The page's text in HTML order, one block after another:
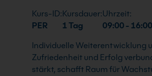
Kurs-ID:
PER
Kursdauer:
1 Tag
Uhrzeit:
09:00 -
Individuelle Weiterentwicklung
Zufriedenheit und Erfolg
stärkt, schafft Raum für